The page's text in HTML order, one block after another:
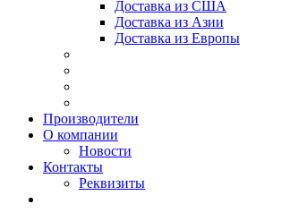
Доставка из США
Доставка из Азии
Доставка из Европы
Производители
О компании
Новости
Контакты
Реквизиты